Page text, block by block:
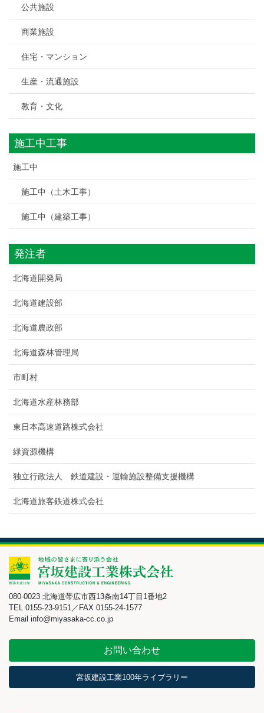
公共施設
商業施設
住宅・マンション
生産・流通施設
教育・文化
施工中工事
施工中
施工中（土木工事）
施工中（建築工事）
発注者
北海道開発局
北海道建設部
北海道農政部
北海道森林管理局
市町村
北海道水産林務部
東日本高速道路株式会社
緑資源機構
独立行政法人 鉄道建設・運輸施設整備支援機構
北海道旅客鉄道株式会社
080-0023 北海道帯広市西13条南14丁目1番地2
TEL 0155-23-9151／FAX 0155-24-1577
Email info@miyasaka-cc.co.jp
お問い合わせ
宮坂建設工業100年ライブラリー